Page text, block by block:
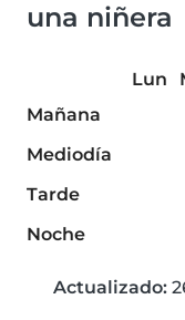
una niñera
Lun
Mañana
Mediodía
Tarde
Noche
Actualizado: